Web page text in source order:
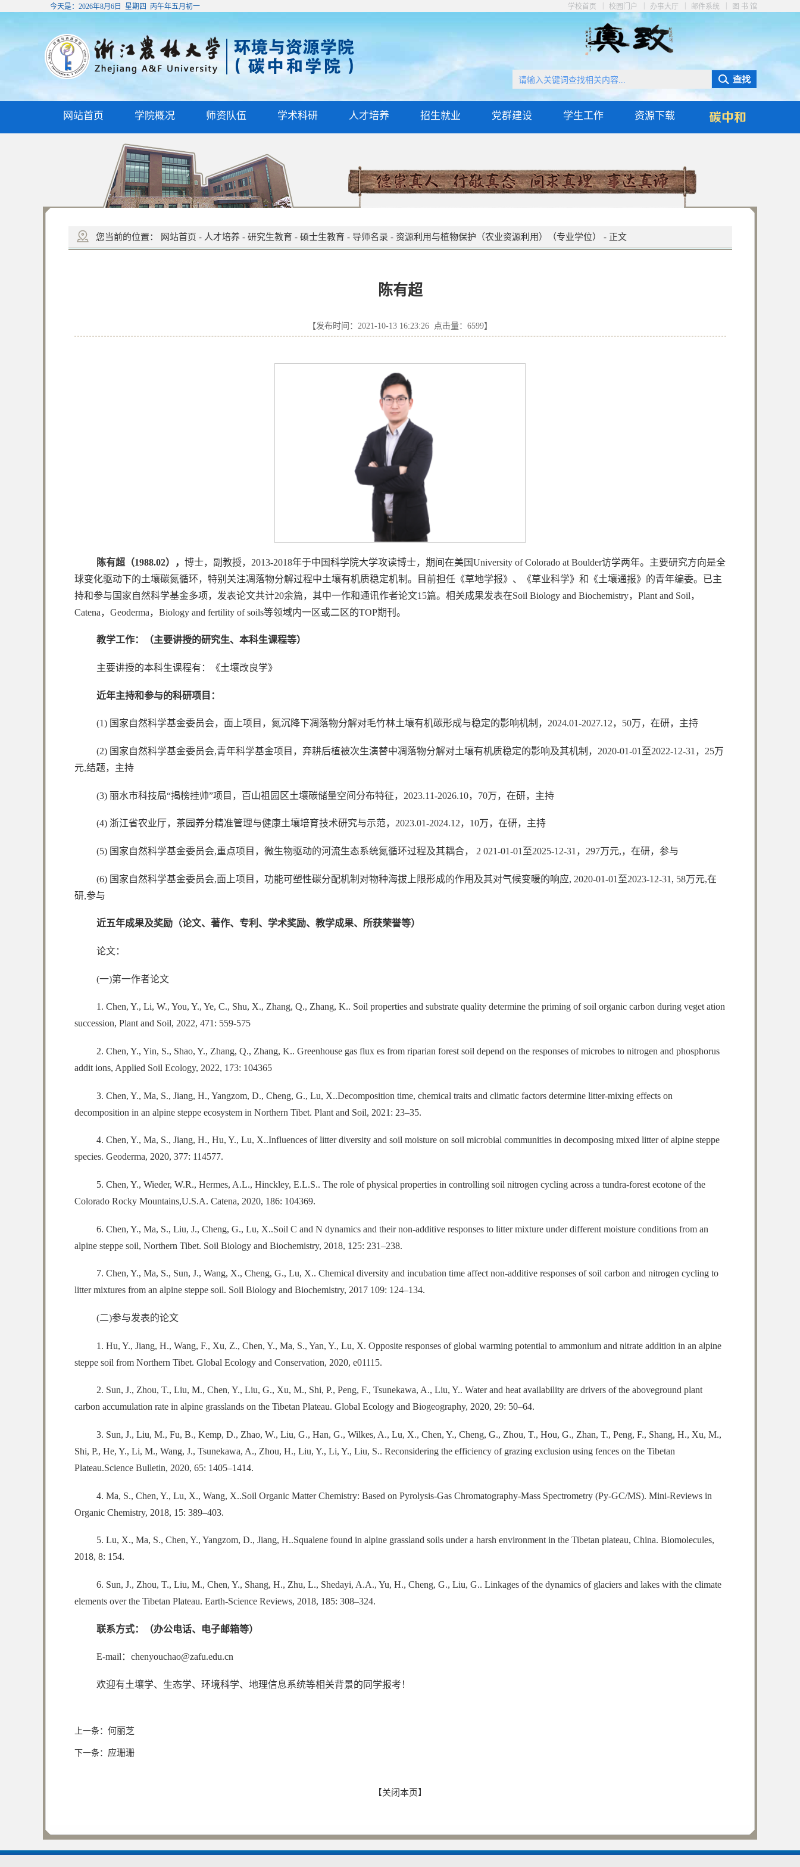
今天是： 2026年8月6日 星期四 丙午年五月初一 学校首页 校园门户 办事大厅 邮件系统 图 书 馆
网站首页 学院概况 师资队伍 学术科研 人才培养 招生就业 党群建设 学生工作 资源下载
您当前的位置： 网站首页 - 人才培养 - 研究生教育 - 硕士生教育 - 导师名录 - 资源利用与植物保护（农业资源利用）（专业学位） - 正文
陈有超
【发布时间：2021-10-13 16:23:26 点击量： 6599】
陈有超（1988.02）， 博士，副教授，2013-2018年于中国科学院大学攻读博士，期间在美国University of Colorado at Boulder访学两年。主要研究方向是全
球变化驱动下的土壤碳氮循环，特别关注凋落物分解过程中土壤有机质稳定机制。目前担任《草地学报》、《草业科学》和《土壤通报》的青年编委。已主
持和参与国家自然科学基金多项，发表论文共计20余篇，其中一作和通讯作者论文15篇。相关成果发表在Soil Biology and Biochemistry，Plant and Soil，
Catena，Geoderma，Biology and fertility of soils等领域内一区或二区的TOP期刊。
教学工作：（主要讲授的研究生、本科生课程等）
主要讲授的本科生课程有：《土壤改良学》
近年主持和参与的科研项目：
(1) 国家自然科学基金委员会，面上项目，氮沉降下凋落物分解对毛竹林土壤有机碳形成与稳定的影响机制，2024.01-2027.12，50万，在研，主持
(2) 国家自然科学基金委员会,青年科学基金项目，弃耕后植被次生演替中凋落物分解对土壤有机质稳定的影响及其机制，2020-01-01至2022-12-31，25万
元,结题，主持
(3) 丽水市科技局“揭榜挂帅”项目，百山祖园区土壤碳储量空间分布特征，2023.11-2026.10，70万，在研，主持
(4) 浙江省农业厅，茶园养分精准管理与健康土壤培育技术研究与示范，2023.01-2024.12，10万，在研，主持
(5) 国家自然科学基金委员会,重点项目，微生物驱动的河流生态系统氮循环过程及其耦合， 2 021-01-01至2025-12-31，297万元,，在研，参与
(6) 国家自然科学基金委员会,面上项目，功能可塑性碳分配机制对物种海拔上限形成的作用及其对气候变暖的响应, 2020-01-01至2023-12-31, 58万元,在
研,参与
近五年成果及奖励（论文、著作、专利、学术奖励、教学成果、所获荣誉等）
论文：
(一)第一作者论文
1. Chen, Y., Li, W., You, Y., Ye, C., Shu, X., Zhang, Q., Zhang, K.. Soil properties and substrate quality determine the priming of soil organic carbon during veget ation
succession, Plant and Soil, 2022, 471: 559-575
2. Chen, Y., Yin, S., Shao, Y., Zhang, Q., Zhang, K.. Greenhouse gas flux es from riparian forest soil depend on the responses of microbes to nitrogen and phosphorus
addit ions, Applied Soil Ecology, 2022, 173: 104365
3. Chen, Y., Ma, S., Jiang, H., Yangzom, D., Cheng, G., Lu, X..Decomposition time, chemical traits and climatic factors determine litter-mixing effects on
decomposition in an alpine steppe ecosystem in Northern Tibet. Plant and Soil, 2021: 23–35.
4. Chen, Y., Ma, S., Jiang, H., Hu, Y., Lu, X..Influences of litter diversity and soil moisture on soil microbial communities in decomposing mixed litter of alpine steppe
species. Geoderma, 2020, 377: 114577.
5. Chen, Y., Wieder, W.R., Hermes, A.L., Hinckley, E.L.S.. The role of physical properties in controlling soil nitrogen cycling across a tundra-forest ecotone of the
Colorado Rocky Mountains,U.S.A. Catena, 2020, 186: 104369.
6. Chen, Y., Ma, S., Liu, J., Cheng, G., Lu, X..Soil C and N dynamics and their non-additive responses to litter mixture under different moisture conditions from an
alpine steppe soil, Northern Tibet. Soil Biology and Biochemistry, 2018, 125: 231–238.
7. Chen, Y., Ma, S., Sun, J., Wang, X., Cheng, G., Lu, X.. Chemical diversity and incubation time affect non-additive responses of soil carbon and nitrogen cycling to
litter mixtures from an alpine steppe soil. Soil Biology and Biochemistry, 2017 109: 124–134.
(二)参与发表的论文
1. Hu, Y., Jiang, H., Wang, F., Xu, Z., Chen, Y., Ma, S., Yan, Y., Lu, X. Opposite responses of global warming potential to ammonium and nitrate addition in an alpine
steppe soil from Northern Tibet. Global Ecology and Conservation, 2020, e01115.
2. Sun, J., Zhou, T., Liu, M., Chen, Y., Liu, G., Xu, M., Shi, P., Peng, F., Tsunekawa, A., Liu, Y.. Water and heat availability are drivers of the aboveground plant
carbon accumulation rate in alpine grasslands on the Tibetan Plateau. Global Ecology and Biogeography, 2020, 29: 50–64.
3. Sun, J., Liu, M., Fu, B., Kemp, D., Zhao, W., Liu, G., Han, G., Wilkes, A., Lu, X., Chen, Y., Cheng, G., Zhou, T., Hou, G., Zhan, T., Peng, F., Shang, H., Xu, M.,
Shi, P., He, Y., Li, M., Wang, J., Tsunekawa, A., Zhou, H., Liu, Y., Li, Y., Liu, S.. Reconsidering the efficiency of grazing exclusion using fences on the Tibetan
Plateau.Science Bulletin, 2020, 65: 1405–1414.
4. Ma, S., Chen, Y., Lu, X., Wang, X..Soil Organic Matter Chemistry: Based on Pyrolysis-Gas Chromatography-Mass Spectrometry (Py-GC/MS). Mini-Reviews in
Organic Chemistry, 2018, 15: 389–403.
5. Lu, X., Ma, S., Chen, Y., Yangzom, D., Jiang, H..Squalene found in alpine grassland soils under a harsh environment in the Tibetan plateau, China. Biomolecules,
2018, 8: 154.
6. Sun, J., Zhou, T., Liu, M., Chen, Y., Shang, H., Zhu, L., Shedayi, A.A., Yu, H., Cheng, G., Liu, G.. Linkages of the dynamics of glaciers and lakes with the climate
elements over the Tibetan Plateau. Earth-Science Reviews, 2018, 185: 308–324.
联系方式：（办公电话、电子邮箱等）
E-mail：chenyouchao@zafu.edu.cn
欢迎有土壤学、生态学、环境科学、地理信息系统等相关背景的同学报考！
上一条： 何丽芝
下一条： 应珊珊
【关闭本页】